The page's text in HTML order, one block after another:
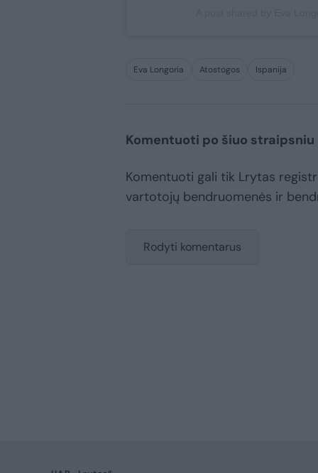
Eva Longoria Atostogos Ispanija
Komentuoti po šiuo straipsniu
Komentuoti gali tik Lrytas
vartotojų bendruomenės ir
Rodyti komentarus